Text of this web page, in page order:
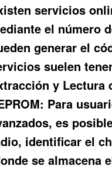
servicios
el número
generar el
suelen
y Lectura
Para
es
identificar el
se almacena